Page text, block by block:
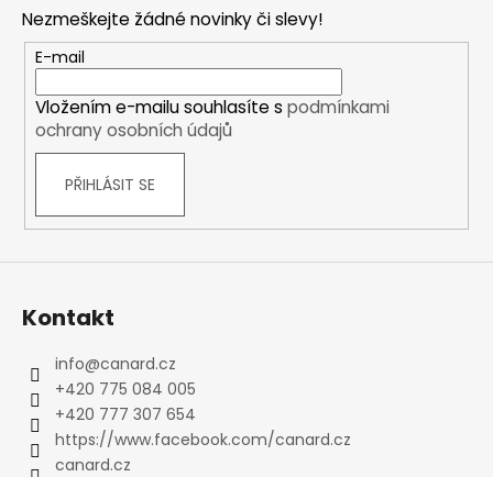
Nezmeškejte žádné novinky či slevy!
E-mail
Vložením e-mailu souhlasíte s podmínkami
ochrany osobních údajů
PŘIHLÁSIT SE
Kontakt
info@canard.cz
+420 775 084 005
+420 777 307 654
https://www.facebook.com/canard.cz
canard.cz